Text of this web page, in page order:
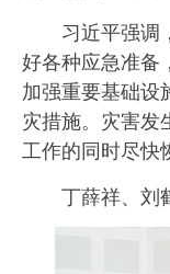
习近平强调，
好各种应急准备
加强重要基础设
灾措施。灾害
工作的同时尽快
丁薛祥、刘鹤